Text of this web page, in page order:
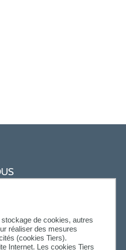
de cookies, autres
réaliser des mesures
(cookies Tiers).
Internet. Les cookies Tiers